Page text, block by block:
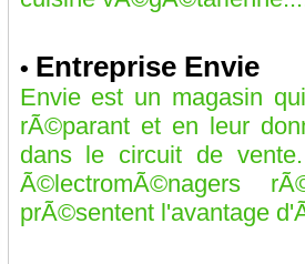
• Entreprise Envie
Envie est un magasin
rÃ©parant et en leur
dans le circuit de
Ã©lectromÃ©nagers
prÃ©sentent l'avantage